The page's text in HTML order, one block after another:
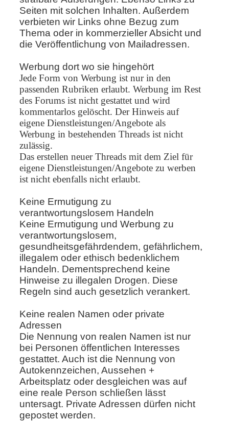
Seiten mit solchen Inhalten. Außerdem
verbieten wir Links ohne Bezug zum
Thema oder in kommerzieller Absicht und
die Veröffentlichung von Mailadressen.
Werbung dort wo sie hingehört
Jede Form von Werbung ist nur in den
passenden Rubriken erlaubt. Werbung im Rest
des Forums ist nicht gestattet und wird
kommentarlos gelöscht. Der Hinweis auf
eigene Dienstleistungen/Angebote als
Werbung in bestehenden Threads ist nicht
zulässig.
Das erstellen neuer Threads mit dem Ziel für
eigene Dienstleistungen/Angebote zu werben
ist nicht ebenfalls nicht erlaubt.
Keine Ermutigung zu
verantwortungslosem Handeln
Keine Ermutigung und Werbung zu
verantwortungslosem,
gesundheitsgefährdendem, gefährlichem,
illegalem oder ethisch bedenklichem
Handeln. Dementsprechend keine
Hinweise zu illegalen Drogen. Diese
Regeln sind auch gesetzlich verankert.
Keine realen Namen oder private
Adressen
Die Nennung von realen Namen ist nur
bei Personen öffentlichen Interesses
gestattet. Auch ist die Nennung von
Autokennzeichen, Aussehen +
Arbeitsplatz oder desgleichen was auf
eine reale Person schließen lässt
untersagt. Private Adressen dürfen nicht
gepostet werden.